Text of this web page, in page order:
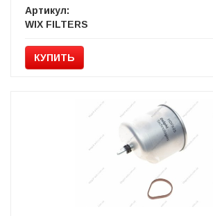
Артикул:
WIX FILTERS
КУПИТЬ